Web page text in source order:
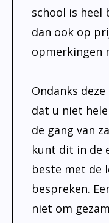
SIKOschool is heel
dan ook op
opmerkingen
Ondanks
dat u niet
de gang van
kunt dit in de
beste met de
bespreken.
niet om